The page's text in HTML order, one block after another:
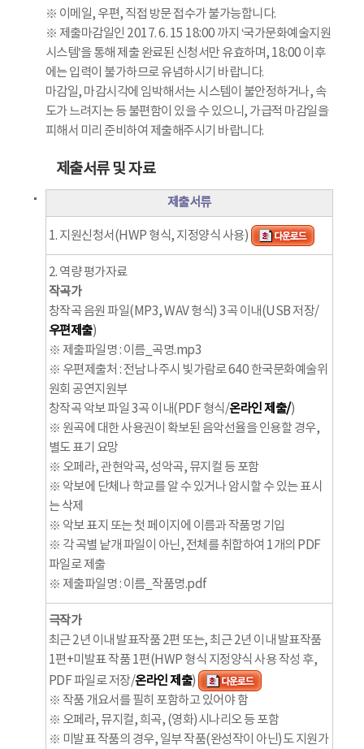
※ 이메일, 우편, 직접 방문 접수가 불가능합니다.
※ 제출마감일인 2017. 6. 15 18:00 까지 ‘국가문화예술지원
시스템’을 통해 제출 완료된 신청서만 유효하며, 18:00 이후
에는 입력이 불가하므로 유념하시기 바랍니다.
마감일, 마감시각에 임박해서는 시스템이 불안정하거나, 속
도가 느려지는 등 불편함이 있을 수 있으니, 가급적 마감일을
피해서 미리 준비하여 제출해주시기 바랍니다.
제출서류 및 자료
제출서류
1. 지원신청서(HWP 형식, 지정양식 사용)
2. 역량 평가자료
작곡가
창작곡 음원 파일(MP3, WAV 형식) 3곡 이내(USB 저장/
우편제출)
※ 제출파일명 : 이름_곡명.mp3
※ 우편제출처 : 전남 나주시 빛가람로 640 한국문화예술위
원회 공연지원부
창작곡 악보 파일 3곡 이내(PDF 형식/온라인 제출/)
※ 원곡에 대한 사용권이 확보된 음악선율을 인용할 경우,
별도 표기 요망
※ 오페라, 관현악곡, 성악곡, 뮤지컬 등 포함
※ 악보에 단체나 학교를 알 수 있거나 암시할 수 있는 표시
는 삭제
※ 악보 표지 또는 첫 페이지에 이름과 작품명 기입
※ 각 곡별 낱개 파일이 아닌, 전체를 취합하여 1개의 PDF
파일로 제출
※ 제출파일명 : 이름_작품명.pdf
극작가
최근 2년 이내 발표작품 2편 또는, 최근 2년 이내 발표작품
1편+미발표 작품 1편(HWP 형식 지정양식 사용 작성 후,
PDF 파일로 저장/온라인 제출)
※ 작품 개요서를 필히 포함하고 있어야 함
※ 오페라, 뮤지컬, 희곡, (영화)시나리오 등 포함
※ 미발표 작품의 경우, 일부 작품(완성작이 아닌)도 지원가